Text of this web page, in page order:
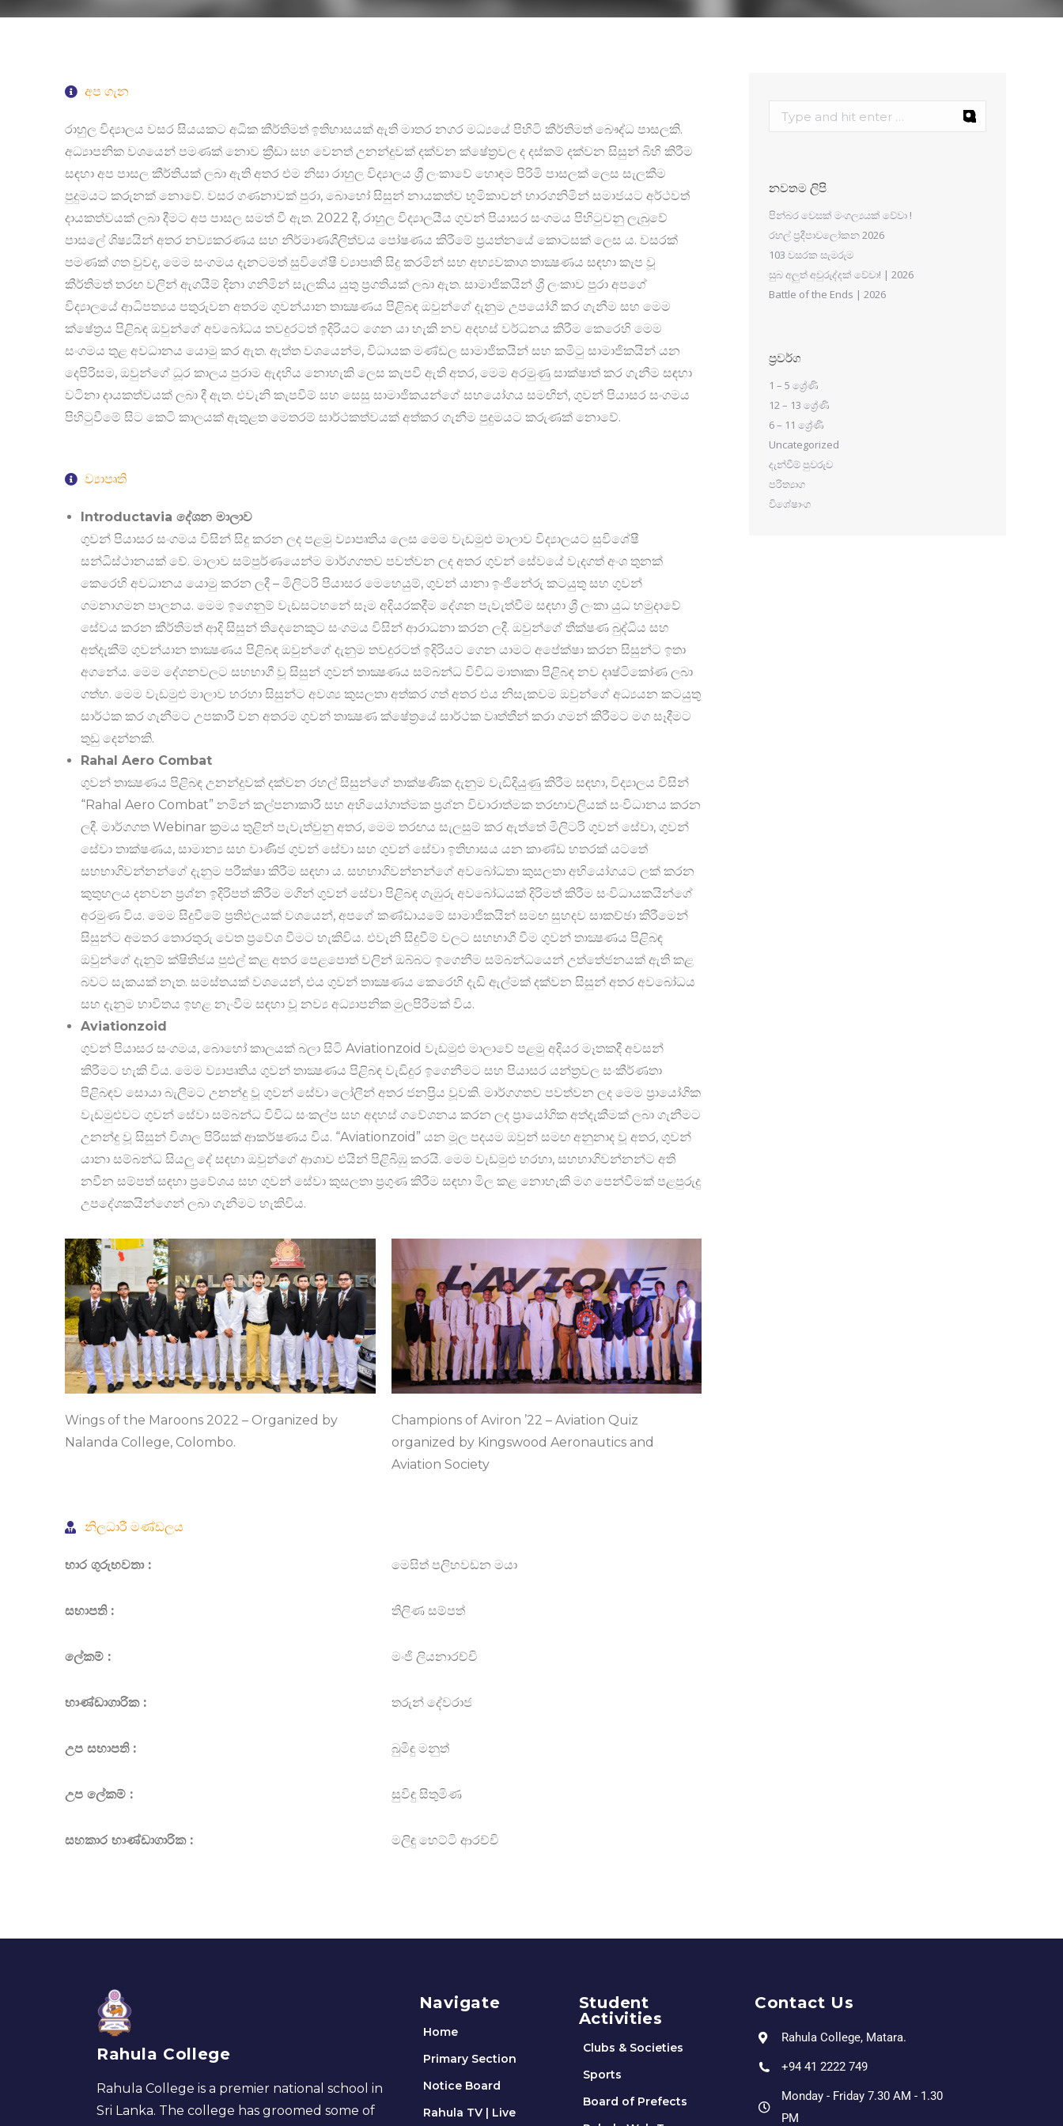
අප ගැන
රාහුල විද්‍යාලය වසර සියයකට අධික කීර්තිමත් ඉතිහාසයක් ඇති මාතර නගර මධ්‍යයේ පිහිටි කීර්තිමත් බෞද්ධ පාසලකි.
අධ්‍යාපනික වශයෙන් පමණක් නොව ක්‍රීඩා සහ වෙනත් උනන්දුවක් දක්වන ක්ෂේත්‍රවල ද දස්කම් දක්වන සිසුන් බිහි කිරීම
සඳහා අප පාසල කීර්තියක් ලබා ඇති අතර එම නිසා රාහුල විද්‍යාලය ශ්‍රී ලංකාවේ හොඳම පිරිමි පාසලක් ලෙස සැලකීම
පුදුමයට කරුනක් නොවේ. වසර ගණනාවක් පුරා, බොහෝ සිසුන් නායකත්ව භූමිකාවන් භාරගනිමින් සමාජයට අර්ථවත්
දායකත්වයක් ලබා දීමට අප පාසල සමත් වී ඇත. 2022 දී, රාහුල විද්‍යාලයීය ගුවන් පියාසර සංගමය පිහිටුවනු ලැබුවේ
පාසලේ ශිෂ්‍යයින් අතර නව්‍යකරණය සහ නිර්මාණශීලිත්වය පෝෂණය කිරීමේ ප්‍රයත්නයේ කොටසක් ලෙස ය. වසරක්
පමණක් ගත වුවද, මෙම සංගමය දැනටමත් සුවිශේෂී ව්‍යාපෘති සිදු කරමින් සහ අභ්‍යවකාශ තාක්‍ෂණය සඳහා කැප වූ
කීර්තිමත් තරඟ වලින් ඇගයීම් දිනා ගනිමින් සැලකිය යුතු ප්‍රගතියක් ලබා ඇත. සාමාජිකයින් ශ්‍රී ලංකාව පුරා අපගේ
විද්‍යාලයේ ආධිපත්‍යය පතුරුවන අතරම ගුවන්යාන තාක්‍ෂණය පිළිබඳ ඔවුන්ගේ දැනුම උපයෝගී කර ගැනීම සහ මෙම
ක්ෂේත්‍රය පිළිබඳ ඔවුන්ගේ අවබෝධය තවදුරටත් ඉදිරියට ගෙන යා හැකි නව අදහස් වර්ධනය කිරීම කෙරෙහි මෙම
සංගමය තුළ අවධානය යොමු කර ඇත. ඇත්ත වශයෙන්ම, විධායක මණ්ඩල සාමාජිකයින් සහ කමිටු සාමාජිකයින් යන
දෙපිරිසම, ඔවුන්ගේ ධූර කාලය පුරාම ඇදහිය නොහැකි ලෙස කැපවී ඇති අතර, මෙම අරමුණු සාක්ෂාත් කර ගැනීම සඳහා
වටිනා දායකත්වයක් ලබා දී ඇත. එවැනි කැපවීම් සහ සෙසු සාමාජිකයන්ගේ සහයෝගය සමඟින්, ගුවන් පියාසර සංගමය
පිහිටුවීමේ සිට කෙටි කාලයක් ඇතුළත මෙතරම් සාර්ථකත්වයක් අත්කර ගැනීම පුදුමයට කරුණක් නොවේ.
ව්‍යාපෘති
Introductavia දේශන මාලාව
ගුවන් පියාසර සංගමය විසින් සිදු කරන ලද පළමු ව්‍යාපෘතිය ලෙස මෙම වැඩමුළු මාලාව විද්‍යාලයට සුවිශේෂී
සන්ධිස්ථානයක් වේ. මාලාව සම්පුර්ණයෙන්ම මාර්ගගතව පවත්වන ලද අතර ගුවන් සේවයේ වැදගත් අංශ තුනක්
කෙරෙහි අවධානය යොමු කරන ලදී – මිලිටරි පියාසර මෙහෙයුම්, ගුවන් යානා ඉංජිනේරු කටයුතු සහ ගුවන්
ගමනාගමන පාලනය. මෙම ඉගෙනුම් වැඩසටහනේ සෑම අදියරකදීම දේශන පැවැත්වීම සඳහා ශ්‍රී ලංකා යුධ හමුදාවේ
සේවය කරන කීර්තිමත් ආදි සිසුන් තිදෙනෙකුට සංගමය විසින් ආරාධනා කරන ලදී. ඔවුන්ගේ තීක්ෂණ බුද්ධිය සහ
අත්දැකීම් ගුවන්යාන තාක්‍ෂණය පිළිබඳ ඔවුන්ගේ දැනුම තවදුරටත් ඉදිරියට ගෙන යාමට අපේක්ෂා කරන සිසුන්ට ඉතා
අගනේය. මෙම දේශනවලට සහභාගී වූ සිසුන් ගුවන් තාක්‍ෂණය සම්බන්ධ විවිධ මාතෘකා පිළිබඳ නව දෘෂ්ටිකෝණ ලබා
ගත්හ. මෙම වැඩමුළු මාලාව හරහා සිසුන්ට අවශ්‍ය කුසලතා අත්කර ගත් අතර එය නිසැකවම ඔවුන්ගේ අධ්‍යයන කටයුතු
සාර්ථක කර ගැනීමට උපකාරී වන අතරම ගුවන් තාක්‍ෂණ ක්ෂේත්‍රයේ සාර්ථක වෘත්තීන් කරා ගමන් කිරීමට මග සෑදීමට
තුඩු දෙන්නකි.
Rahal Aero Combat
ගුවන් තාක්‍ෂණය පිළිබඳ උනන්දුවක් දක්වන රහල් සිසුන්ගේ තාක්ෂණික දැනුම වැඩිදියුණු කිරීම සඳහා, විද්‍යාලය විසින්
“Rahal Aero Combat” නමින් කල්පනාකාරී සහ අභියෝගාත්මක ප්‍රශ්න විචාරාත්මක තරඟාවලියක් සංවිධානය කරන
ලදී. මාර්ගගත Webinar ක්‍රමය තුළින් පැවැත්වුනු අතර, මෙම තරඟය සැලසුම් කර ඇත්තේ මිලිටරි ගුවන් සේවා, ගුවන්
සේවා තාක්ෂණය, සාමාන්‍ය සහ වාණිජ ගුවන් සේවා සහ ගුවන් සේවා ඉතිහාසය යන කාණ්ඩ හතරක් යටතේ
සහභාගිවන්නන්ගේ දැනුම පරීක්ෂා කිරීම සඳහා ය. සහභාගිවන්නන්ගේ අවබෝධතා කුසලතා අභියෝගයට ලක් කරන
කුතුහලය දනවන ප්‍රශ්න ඉදිරිපත් කිරීම මගින් ගුවන් සේවා පිළිබඳ ගැඹුරු අවබෝධයක් දිරිමත් කිරීම සංවිධායකයින්ගේ
අරමුණ විය. මෙම සිදුවීමේ ප්‍රතිඵලයක් වශයෙන්, අපගේ කණ්ඩායමේ සාමාජිකයින් සමඟ සුහදව සාකච්ඡා කිරීමෙන්
සිසුන්ට අමතර තොරතුරු වෙත ප්‍රවේශ වීමට හැකිවිය. එවැනි සිදුවීම් වලට සහභාගී වීම ගුවන් තාක්‍ෂණය පිළිබඳ
ඔවුන්ගේ දැනුම් ක්ෂිතිජය පුළුල් කළ අතර පෙළපොත් වලින් ඔබ්බට ඉගෙනීම සම්බන්ධයෙන් උත්තේජනයක් ඇති කළ
බවට සැකයක් නැත. සමස්තයක් වශයෙන්, එය ගුවන් තාක්‍ෂණය කෙරෙහි දැඩි ඇල්මක් දක්වන සිසුන් අතර අවබෝධය
සහ දැනුම භාවිතය ඉහළ නැංවීම සඳහා වූ නව්‍ය අධ්‍යාපනික මුලපිරීමක් විය.
Aviationzoid
ගුවන් පියාසර සංගමය, බොහෝ කාලයක් බලා සිටි Aviationzoid වැඩමුළු මාලාවේ පළමු අදියර මෑතකදී අවසන්
කිරීමට හැකි විය. මෙම ව්‍යාපෘතිය ගුවන් තාක්‍ෂණය පිළිබඳ වැඩිදුර ඉගෙනීමට සහ පියාසර යන්ත්‍රවල සංකීර්ණතා
පිළිබඳව සොයා බැලීමට උනන්දු වූ ගුවන් සේවා ලෝලීන් අතර ජනප්‍රිය වූවකි. මාර්ගගතව පවත්වන ලද මෙම ප්‍රායෝගික
වැඩමුළුවට ගුවන් සේවා සම්බන්ධ විවිධ සංකල්ප සහ අදහස් ගවේශනය කරන ලද ප්‍රායෝගික අත්දැකීමක් ලබා ගැනීමට
උනන්දු වූ සිසුන් විශාල පිරිසක් ආකර්ෂණය විය. “Aviationzoid” යන මූල පදයම ඔවුන් සමඟ අනුනාද වූ අතර, ගුවන්
යානා සම්බන්ධ සියලු දේ සඳහා ඔවුන්ගේ ආශාව එයින් පිළිබිඹු කරයි. මෙම වැඩමුළු හරහා, සහභාගිවන්නන්ට අති
නවීන සම්පත් සඳහා ප්‍රවේශය සහ ගුවන් සේවා කුසලතා ප්‍රගුණ කිරීම සඳහා මිල කළ නොහැකි මග පෙන්වීමක් පළපුරුදු
උපදේශකයින්ගෙන් ලබා ගැනීමට හැකිවිය.
Wings of the Maroons 2022 – Organized by
Nalanda College, Colombo.
Champions of Aviron ’22 – Aviation Quiz
organized by Kingswood Aeronautics and
Aviation Society​
නිලධාරී මණ්ඩලය
භාර ගුරුභවතා : මෙසිත් පලිහවඩන මයා
සභාපති : තිලිණ සම්පත්
ලේකම් : මංජි ලියනාරච්චි
භාණ්ඩාගාරික : තරුන් දේවරාජ
උප සභාපති : බුමිඳු මනුත්
උප ලේකම් : සුවිඳු සිතුමිණ
සහකාර භාණ්ඩාගාරික : මලිඳු හෙට්ටි ආරච්චි
නවතම ලිපි
පින්බර වෙසක් මංගල්‍යයක් වේවා !
රහල් ප්‍රදීපාවලෝකන 2026
103 වසරක සැමරුම
සුබ අලුත් අවුරුද්දක් වේවා! | 2026
Battle of the Ends | 2026
ප්‍රවර්ග
1 – 5 ශ්‍රේණි
12 – 13 ශ්‍රේණි
6 – 11 ශ්‍රේණි
Uncategorized
දැන්වීම් පුවරුව
පරිත්‍යාග
විශේෂාංග
Rahula College
Rahula College is a premier national school in
Sri Lanka. The college has groomed some of
Navigate
Home
Primary Section
Notice Board
Rahula TV | Live
Student
Activities
Clubs & Societies
Sports
Board of Prefects
Contact Us
Rahula College, Matara.
+94 41 2222 749
Monday - Friday 7.30 AM - 1.30
PM